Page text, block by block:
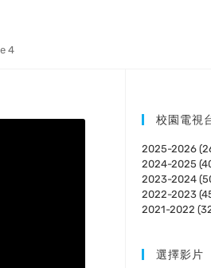
4
校園電視
2025-2026
2024-2025
2023-2024
2022-2023
2021-2022
選擇影片